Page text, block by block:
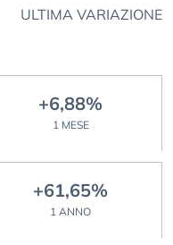
ULTIMA VARIAZIONE
+6,88%
1 MESE
+61,65%
1 ANNO